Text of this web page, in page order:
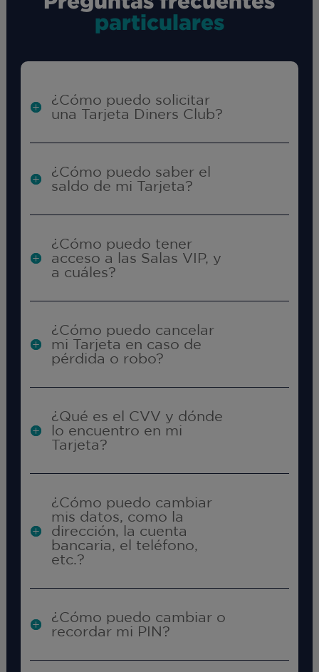
particulares
¿Cómo puedo solicitar
una Tarjeta Diners Club?
¿Cómo puedo saber el
saldo de mi Tarjeta?
¿Cómo puedo tener
acceso a las Salas VIP, y
a cuáles?
¿Cómo puedo cancelar
mi Tarjeta en caso de
pérdida o robo?
¿Qué es el CVV y dónde
lo encuentro en mi
Tarjeta?
¿Cómo puedo cambiar
mis datos, como la
dirección, la cuenta
bancaria, el teléfono,
etc.?
¿Cómo puedo cambiar o
recordar mi PIN?